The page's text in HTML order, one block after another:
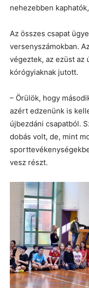
nehezebben
Az összes csapat
versenyszámokban.
végeztek, az ezüst az
kórógyiaknak jutott.
– Örülök, hogy
azért edzenünk is
újbezdáni csapatból.
dobás volt, de, mint
vesz részt.